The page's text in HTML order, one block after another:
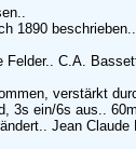
1890
Felder.. C.A.
verstärkt
3s ein/6s aus..
Jean Claude